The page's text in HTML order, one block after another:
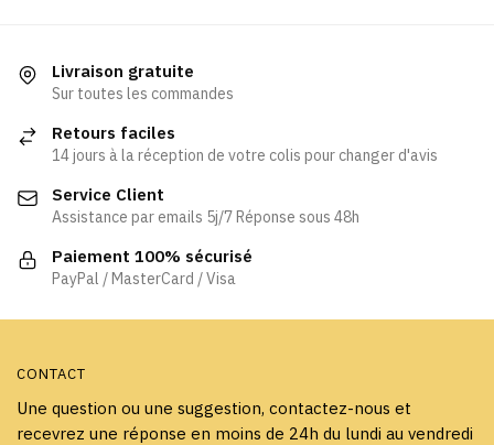
variations.
Les
peuvent
choisies
sur
la
page
peuvent
être
Livraison gratuite
Sur toutes les commandes
Retours faciles
14 jours à la réception de votre colis pour changer d'avis
Service Client
Assistance par emails 5j/7 Réponse sous 48h
Paiement 100% sécurisé
PayPal / MasterCard / Visa
CONTACT
Une question ou une suggestion, contactez-nous et
recevrez une réponse en moins de 24h du lundi au vendredi